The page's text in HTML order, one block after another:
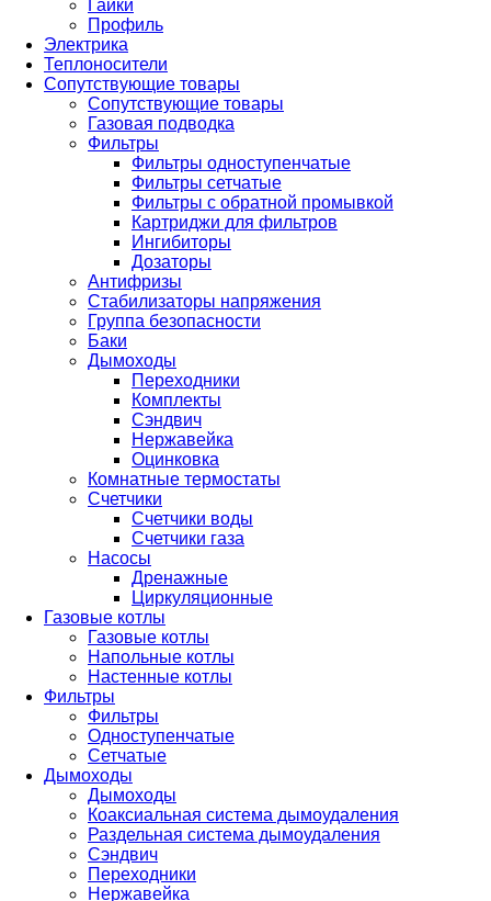
Гайки
Профиль
Электрика
Теплоносители
Сопутствующие товары
Сопутствующие товары
Газовая подводка
Фильтры
Фильтры одноступенчатые
Фильтры сетчатые
Фильтры с обратной промывкой
Картриджи для фильтров
Ингибиторы
Дозаторы
Антифризы
Стабилизаторы напряжения
Группа безопасности
Баки
Дымоходы
Переходники
Комплекты
Сэндвич
Нержавейка
Оцинковка
Комнатные термостаты
Счетчики
Счетчики воды
Счетчики газа
Насосы
Дренажные
Циркуляционные
Газовые котлы
Газовые котлы
Напольные котлы
Настенные котлы
Фильтры
Фильтры
Одноступенчатые
Сетчатые
Дымоходы
Дымоходы
Коаксиальная система дымоудаления
Раздельная система дымоудаления
Сэндвич
Переходники
Нержавейка